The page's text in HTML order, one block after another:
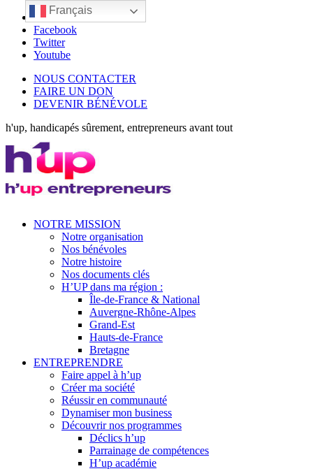
LinkedIn
Facebook
Twitter
Youtube
NOUS CONTACTER
FAIRE UN DON
DEVENIR BÉNÉVOLE
h'up, handicapés sûrement, entrepreneurs avant tout
NOTRE MISSION
Notre organisation
Nos bénévoles
Notre histoire
Nos documents clés
H’UP dans ma région :
Île-de-France & National
Auvergne-Rhône-Alpes
Grand-Est
Hauts-de-France
Bretagne
ENTREPRENDRE
Faire appel à h’up
Créer ma société
Réussir en communauté
Dynamiser mon business
Découvrir nos programmes
Déclics h’up
Parrainage de compétences
H’up académie
Français